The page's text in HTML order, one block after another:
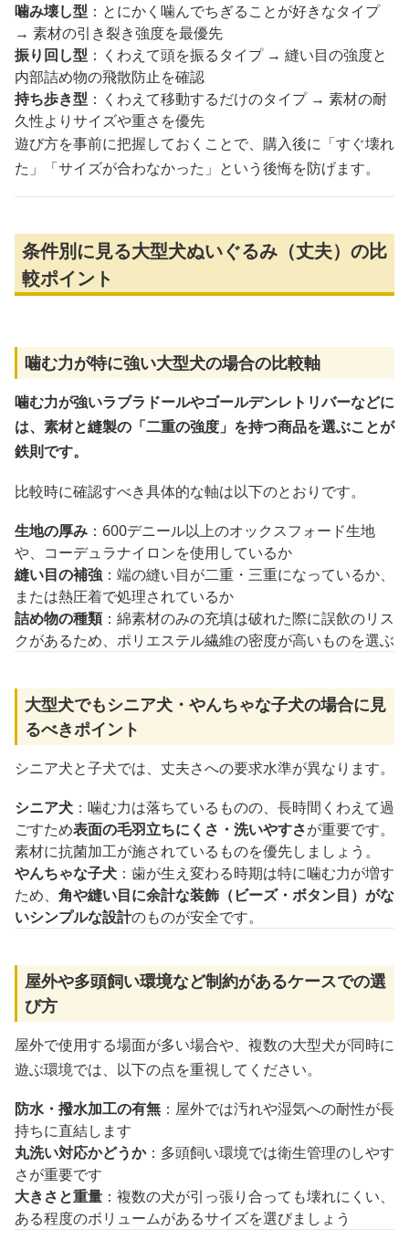
噛み壊し型 ：とにかく噛んでちぎることが好きなタイプ
→ 素材の引き裂き強度を最優先
振り回し型 ：くわえて頭を振るタイプ → 縫い目の強度と
内部詰め物の飛散防止を確認
持ち歩き型 ：くわえて移動するだけのタイプ → 素材の耐
久性よりサイズや重さを優先
遊び方を事前に把握しておくことで、購入後に「すぐ壊れ
た」「サイズが合わなかった」という後悔を防げます。
条件別に見る大型犬ぬいぐるみ（丈夫）の比
較ポイント
噛む力が特に強い大型犬の場合の比較軸
噛む力が強いラブラドールやゴールデンレトリバーなどに
は、素材と縫製の「二重の強度」を持つ商品を選ぶことが
鉄則です。
比較時に確認すべき具体的な軸は以下のとおりです。
生地の厚み ：600デニール以上のオックスフォード生地
や、コーデュラナイロンを使用しているか
縫い目の補強：端の縫い目が二重・三重になっているか、
または熱圧着で処理されているか
詰め物の種類：綿素材のみの充填は破れた際に誤飲のリス
クがあるため、ポリエステル繊維の密度が高いものを選ぶ
大型犬でもシニア犬・やんちゃな子犬の場合に見
るべきポイント
シニア犬と子犬では、丈夫さへの要求水準が異なります。
シニア犬 ：噛む力は落ちているものの、長時間くわえて過
ごすため表面の毛羽立ちにくさ・洗いやすさが重要です。
素材に抗菌加工が施されているものを優先しましょう。
やんちゃな子犬 ：歯が生え変わる時期は特に噛む力が増す
ため、 角や縫い目に余計な装飾（ビーズ・ボタン目）がな
いシンプルな設計のものが安全です。
屋外や多頭飼い環境など制約があるケースでの選
び方
屋外で使用する場面が多い場合や、複数の大型犬が同時に
遊ぶ環境では、以下の点を重視してください。
防水・撥水加工の有無 ：屋外では汚れや湿気への耐性が長
持ちに直結します
丸洗い対応かどうか：多頭飼い環境では衛生管理のしやす
さが重要です
大きさと重量 ：複数の犬が引っ張り合っても壊れにくい、
ある程度のボリュームがあるサイズを選びましょう